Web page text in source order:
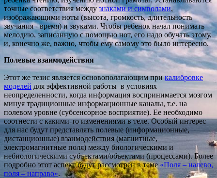
точные соответствия между знаками и символами,
изображающими ноты (высота, громкость, длительность
звучания - время) и звуками. Чтобы ребенок начал понимать
мелодию, записанную с помощью нот, его надо обучать этому,
и, конечно же, важно, чтобы ему самому это было интересно.
Полевые взаимодействия
Этот же тезис является основополагающим прикалибровке
моделей для эффективной работы в условиях
неопределенности, когда информация воспринимается мозгом
минуя традиционные информационные каналы, т.е. на
полевом уровне (субсенсорное восприятие). Ее необходимо
соотнести с какими-то изменениями в теле. Особый интерес
для нас будут представлять полевые (информационные,
дистанционные) взаимодействия (магнитные,
электромагнитные поля) между биологическими и
небиологическими субъектами/объектами (процессами). Более
подробно этот аспект будут рассмотрен в теме«Поля – налево,
поля – направо».